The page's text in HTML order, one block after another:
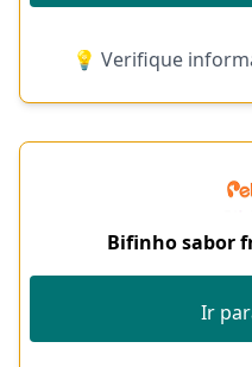
💡 Verifique
Bifinho sabor
Ir